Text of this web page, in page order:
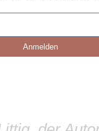
Anmelden